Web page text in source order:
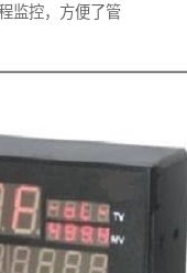
监控，方便了管